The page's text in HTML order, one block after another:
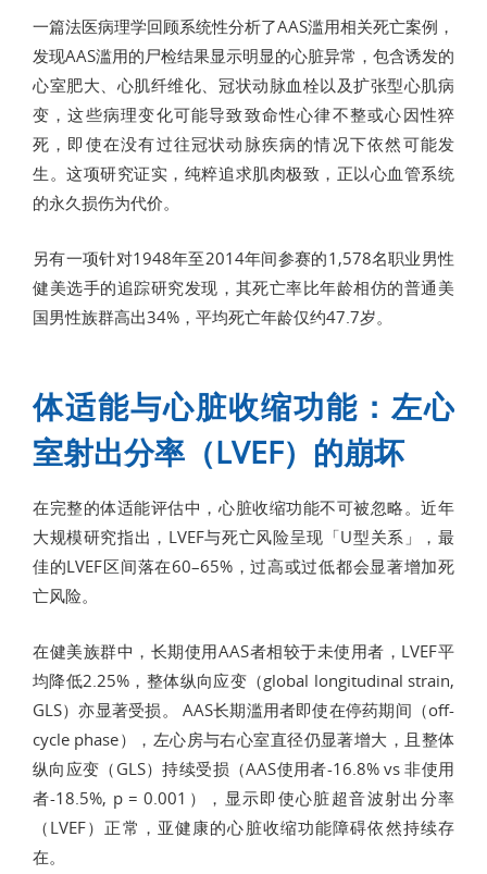
一篇法医病理学回顾系统性分析了AAS滥用相关死亡案例，
发现AAS滥用的尸检结果显示明显的心脏异常，包含诱发的
心室肥大、心肌纤维化、冠状动脉血栓以及扩张型心肌病
变，这些病理变化可能导致致命性心律不整或心因性猝
死，即使在没有过往冠状动脉疾病的情况下依然可能发
生。这项研究证实，纯粹追求肌肉极致，正以心血管系统
的永久损伤为代价。
另有一项针对1948年至2014年间参赛的1,578名职业男性
健美选手的追踪研究发现，其死亡率比年龄相仿的普通美
国男性族群高出34%，平均死亡年龄仅约47.7岁。
体适能与心脏收缩功能：左心
室射出分率（LVEF）的崩坏
在完整的体适能评估中，心脏收缩功能不可被忽略。近年
大规模研究指出，LVEF与死亡风险呈现「U型关系」，最
佳的LVEF区间落在60–65%，过高或过低都会显著增加死
亡风险。
在健美族群中，长期使用AAS者相较于未使用者，LVEF平
均降低2.25%，整体纵向应变（global longitudinal strain,
GLS）亦显著受损。 AAS长期滥用者即使在停药期间（off-
cycle phase），左心房与右心室直径仍显著增大，且整体
纵向应变（GLS）持续受损（AAS使用者-16.8% vs 非使用
者-18.5%, p = 0.001），显示即使心脏超音波射出分率
（LVEF）正常，亚健康的心脏收缩功能障碍依然持续存
在。